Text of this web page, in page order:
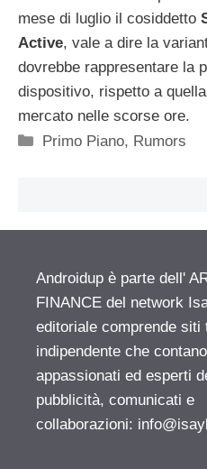
mese di luglio il cosiddetto
Active, vale a dire la
dovrebbe rappresentare la
dispositivo, rispetto a
mercato nelle scorse ore.
Categorie
Primo Piano, Rumors
Androidup è parte dell'
FINANCE del network
editoriale comprende
indipendente che
appassionati ed esperti
pubblicità, comunicati e
collaborazioni: